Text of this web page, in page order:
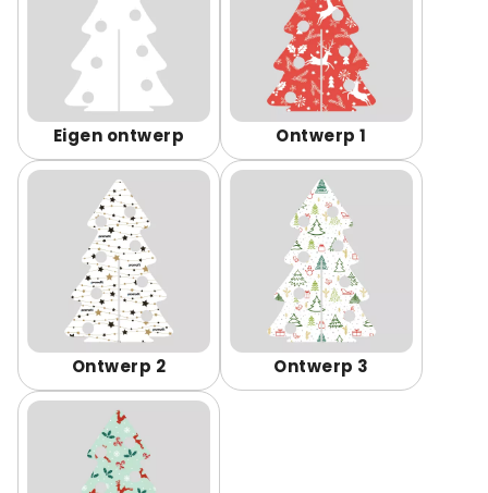
Eigen ontwerp Ontwerp 1
Ontwerp 2 Ontwerp 3